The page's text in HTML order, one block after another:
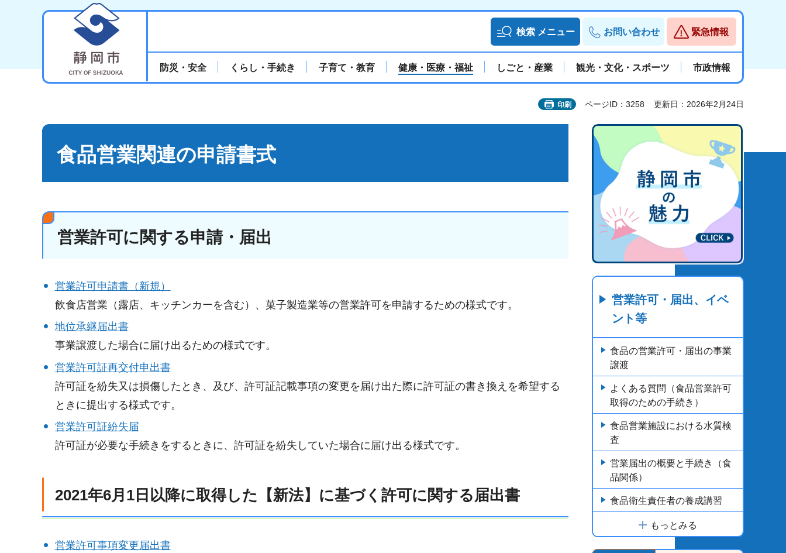
検索 メニュー お問い合わせ 緊急情報
防災・安全 くらし・手続き 子育て・教育 健康・医療・福祉 しごと・産業 観光・文化・スポーツ 市政情報
印刷 ページID：3258 更新日：2026年2月24日
食品営業関連の申請書式
営業許可に関する申請・届出
営業許可申請書（新規）
飲食店営業（露店、キッチンカーを含む）、菓子製造業等の営業許可を申請するための様式です。
地位承継届出書
事業譲渡した場合に届け出るための様式です。
営業許可証再交付申出書
許可証を紛失又は損傷したとき、及び、許可証記載事項の変更を届け出た際に許可証の書き換えを希望する
ときに提出する様式です。
営業許可証紛失届
許可証が必要な手続きをするときに、許可証を紛失していた場合に届け出る様式です。
2021年6月1日以降に取得した【新法】に基づく許可に関する届出書
営業許可事項変更届出書
営業許可・届出、イベ
ント等
食品の営業許可・届出の事業
譲渡
よくある質問（食品営業許可
取得のための手続き）
食品営業施設における水質検
査
営業届出の概要と手続き（食
品関係）
食品衛生責任者の養成講習
もっとみる